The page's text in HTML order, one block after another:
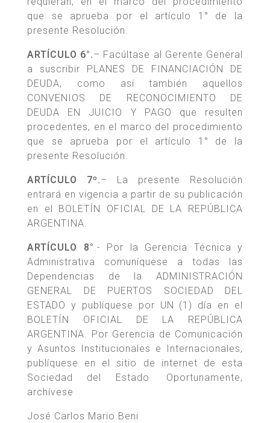
que se aprueba por el artículo 1° de la
presente Resolución.
ARTÍCULO 6°.– Facúltase al Gerente General
a suscribir PLANES DE FINANCIACIÓN DE
DEUDA, como así también aquellos
CONVENIOS DE RECONOCIMIENTO DE
DEUDA EN JUICIO Y PAGO que resulten
procedentes, en el marco del procedimiento
que se aprueba por el artículo 1° de la
presente Resolución.
ARTÍCULO 7º.– La presente Resolución
entrará en vigencia a partir de su publicación
en el BOLETÍN OFICIAL DE LA REPÚBLICA
ARGENTINA.
ARTÍCULO 8°.- Por la Gerencia Técnica y
Administrativa comuníquese a todas las
Dependencias de la ADMINISTRACIÓN
GENERAL DE PUERTOS SOCIEDAD DEL
ESTADO y publíquese por UN (1) día en el
BOLETÍN OFICIAL DE LA REPÚBLICA
ARGENTINA. Por Gerencia de Comunicación
y Asuntos Institucionales e Internacionales,
publíquese en el sitio de internet de esta
Sociedad del Estado. Oportunamente,
archívese
José Carlos Mario Beni